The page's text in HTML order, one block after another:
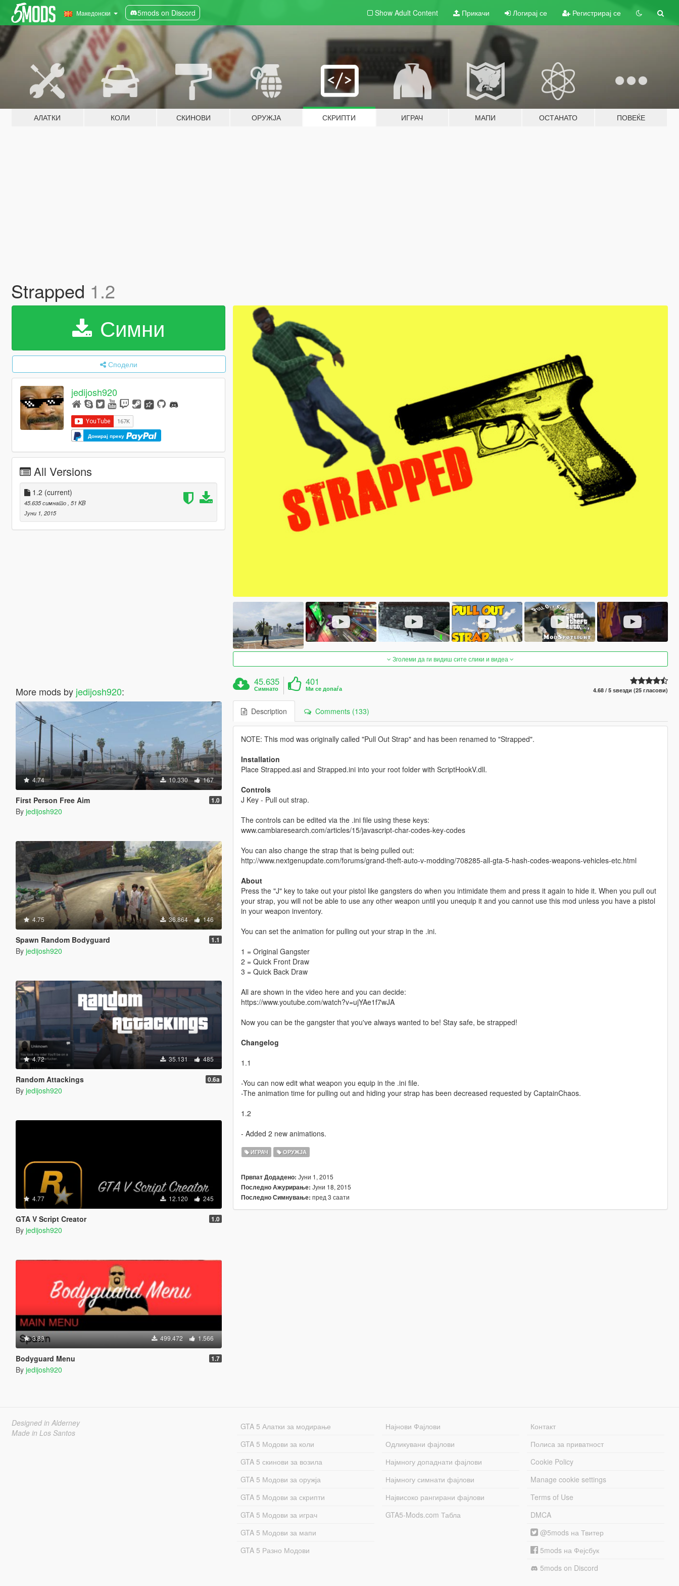
Македонски 5mods on Discord Show Adult Content Прикачи Логирај се Регистрирај се
АЛАТКИ КОЛИ СКИНОВИ ОРУЖЈА СКРИПТИ ИГРАЧ МАПИ ОСТАНАТО ПОВЕЌЕ
Strapped 1.2
Симни
Сподели
jedijosh920
Донирај преку
All Versions
1.2 (current)
45.635 симнато , 51 KB
Јуни 1, 2015
More mods by jedijosh920:
4.74 10.330 167
First Person Free Aim 1.0
By jedijosh920
4.75 36.864 146
Spawn Random Bodyguard 1.1
By jedijosh920
4.72 35.131 485
Random Attackings 0.6a
By jedijosh920
4.77 12.120 245
GTA V Script Creator 1.0
By jedijosh920
3.89 499.472 1.566
Bodyguard Menu 1.7
By jedijosh920
Зголеми да ги видиш сите слики и видеа
45.635
Симнато
401
Ми се допаѓа 4.68 / 5 ѕвезди (25 гласови)
Description Comments (133)
NOTE: This mod was originally called "Pull Out Strap" and has been renamed to "Strapped".
Installation
Place Strapped.asi and Strapped.ini into your root folder with ScriptHookV.dll.
Controls
J Key - Pull out strap.
The controls can be edited via the .ini file using these keys:
www.cambiaresearch.com/articles/15/javascript-char-codes-key-codes
You can also change the strap that is being pulled out:
http://www.nextgenupdate.com/forums/grand-theft-auto-v-modding/708285-all-gta-5-hash-codes-weapons-vehicles-etc.html
About
Press the "J" key to take out your pistol like gangsters do when you intimidate them and press it again to hide it. When you pull out
your strap, you will not be able to use any other weapon until you unequip it and you cannot use this mod unless you have a pistol
in your weapon inventory.
You can set the animation for pulling out your strap in the .ini.
1 = Original Gangster
2 = Quick Front Draw
3 = Quick Back Draw
All are shown in the video here and you can decide:
https://www.youtube.com/watch?v=ujYAe1f7wJA
Now you can be the gangster that you've always wanted to be! Stay safe, be strapped!
Changelog
1.1
-You can now edit what weapon you equip in the .ini file.
-The animation time for pulling out and hiding your strap has been decreased requested by CaptainChaos.
1.2
- Added 2 new animations.
ИГРАЧ ОРУЖЈА
Првпат Додадено: Јуни 1, 2015
Последно Ажурирање: Јуни 18, 2015
Последно Симнување: пред 3 саати
Designed in Alderney
Made in Los Santos
GTA 5 Алатки за модирање
GTA 5 Модови за коли
GTA 5 скинови за возила
GTA 5 Модови за оружја
GTA 5 Модови за скрипти
GTA 5 Модови за играч
GTA 5 Модови за мапи
GTA 5 Разно Модови
Најнови Фајлови
Одликувани фајлови
Најмногу допаднати фајлови
Најмногу симнати фајлови
Највисоко рангирани фајлови
GTA5-Mods.com Табла
Контакт
Полиса за приватност
Cookie Policy
Manage cookie settings
Terms of Use
DMCA
@5mods на Твитер
5mods на Фејсбук
5mods on Discord